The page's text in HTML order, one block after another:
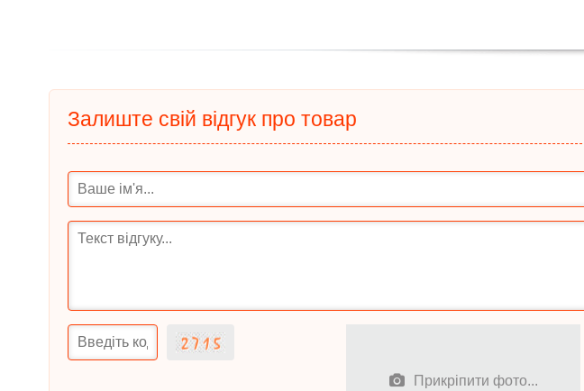
Залиште свій відгук про товар
Прикріпити фото...